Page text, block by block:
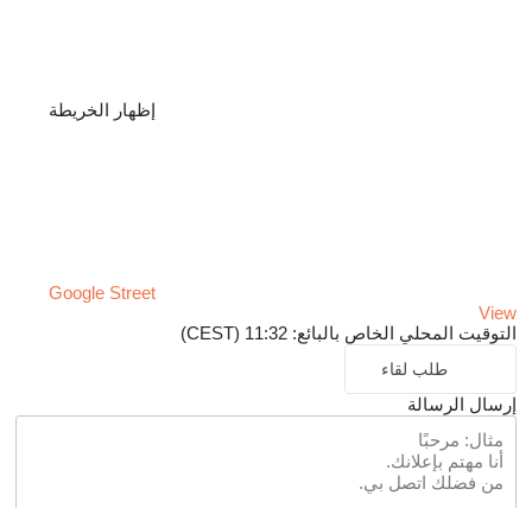
إظهار الخريطة
Google Street
View
التوقيت المحلي الخاص بالبائع: 11:32 (CEST)
طلب لقاء
إرسال الرسالة